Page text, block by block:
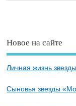
Новое на сайте
Личная жизнь
Сыновья звезды